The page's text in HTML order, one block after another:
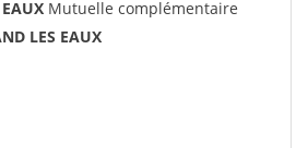
Mutuelle complémentaire
LES EAUX